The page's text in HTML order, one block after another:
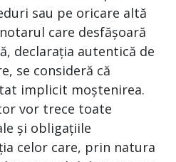
sau pe oricare altă
care desfășoară
declarația autentică de
se consideră că
implicit moștenirea.
vor trece toate
și obligațiile
celor care, prin natura